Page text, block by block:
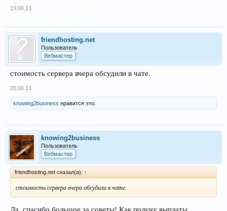
19.06.13
friendhosting.net
Пользователь
Вебмастер
стоимость сервера вчера обсудили в чате.
20.06.13
knowing2business нравится это.
knowing2business
Пользователь
Вебмастер
friendhosting.net сказал(а): ↑
стоимость сервера вчера обсудили в чате.